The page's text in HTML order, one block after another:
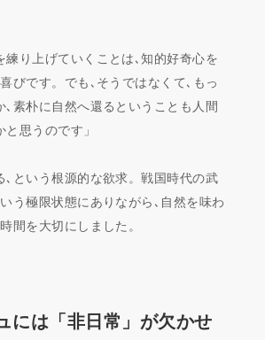
練り上げていくことは､知的好奇心を
びです。でも､そうではなくて､もっ
､素朴に自然へ還るということも人間
思うのです」
､という根源的な欲求。戦国時代の武
う極限状態にありながら､自然を味わ
間を大切にしました。
には「非日常」が欠かせ